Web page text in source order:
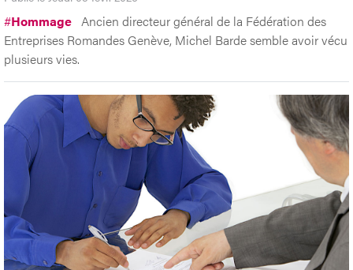
#Hommage Ancien directeur général de la Fédération des
Entreprises Romandes Genève, Michel Barde semble avoir vécu
plusieurs vies.